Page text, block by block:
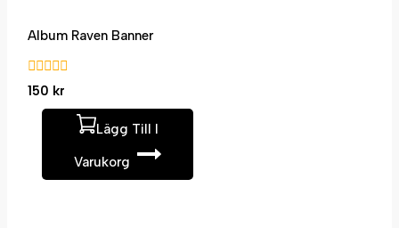
Album Raven Banner
0
av
150 kr
Lägg Till I
Varukorg